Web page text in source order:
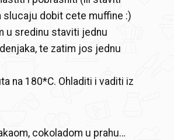
slucaju dobit cete muffine :)
u sredinu staviti jednu
te zatim jos jednu
na 180*C. Ohladiti i vaditi iz
cokoladom u prahu…